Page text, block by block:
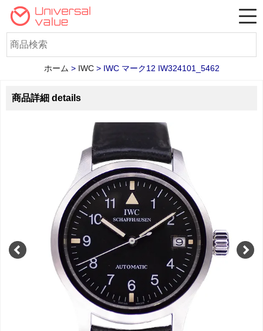
ホーム > IWC> IWC マーク12 IW324101_5462
商品詳細 details